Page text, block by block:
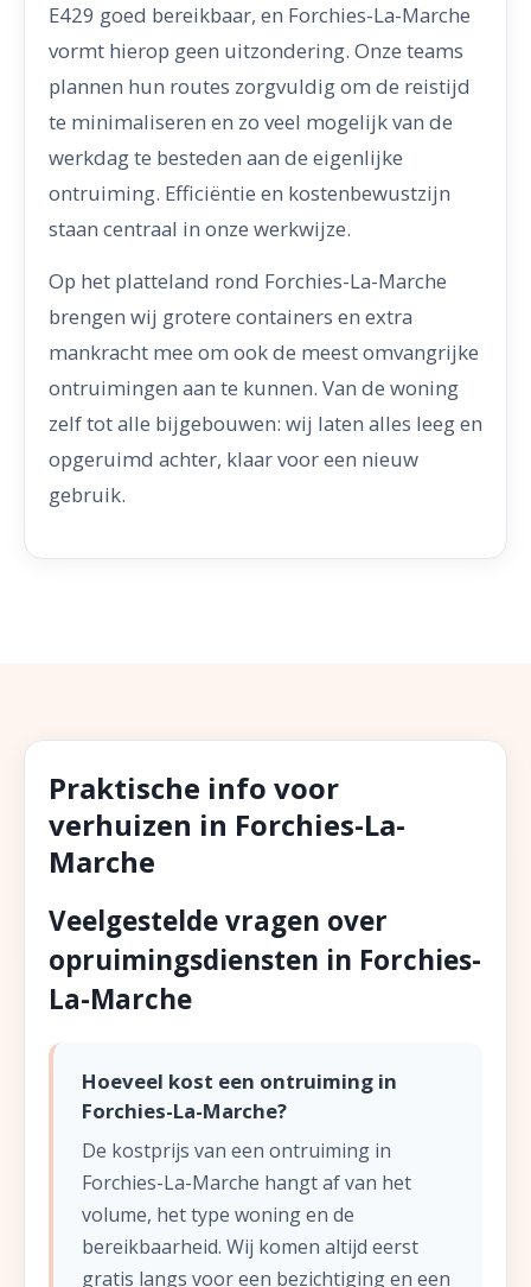
E429 goed bereikbaar, en Forchies-La-Marche
vormt hierop geen uitzondering. Onze teams
plannen hun routes zorgvuldig om de reistijd
te minimaliseren en zo veel mogelijk van de
werkdag te besteden aan de eigenlijke
ontruiming. Efficiëntie en kostenbewustzijn
staan centraal in onze werkwijze.
Op het platteland rond Forchies-La-Marche
brengen wij grotere containers en extra
mankracht mee om ook de meest omvangrijke
ontruimingen aan te kunnen. Van de woning
zelf tot alle bijgebouwen: wij laten alles leeg en
opgeruimd achter, klaar voor een nieuw
gebruik.
Praktische info voor
verhuizen in Forchies-La-
Marche
Veelgestelde vragen over
opruimingsdiensten in Forchies-
La-Marche
Hoeveel kost een ontruiming in
Forchies-La-Marche?
De kostprijs van een ontruiming in
Forchies-La-Marche hangt af van het
volume, het type woning en de
bereikbaarheid. Wij komen altijd eerst
gratis langs voor een bezichtiging en een